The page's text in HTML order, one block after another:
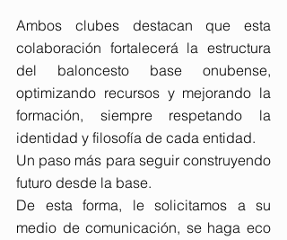
Ambos clubes destacan que esta
colaboración fortalecerá la estructura
del baloncesto base onubense,
optimizando recursos y mejorando la
formación, siempre respetando la
identidad y filosofía de cada entidad.
Un paso más para seguir construyendo
futuro desde la base.
De esta forma, le solicitamos a su
medio de comunicación, se haga eco